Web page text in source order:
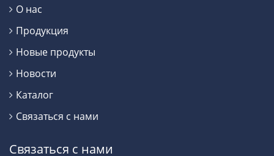
О нас
Продукция
Новые продукты
Новости
Каталог
Связаться с нами
Связаться с нами